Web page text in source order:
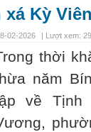
xá Kỳ Viên
02-2026 | Lượt xem:
thời
năm
về Tịnh